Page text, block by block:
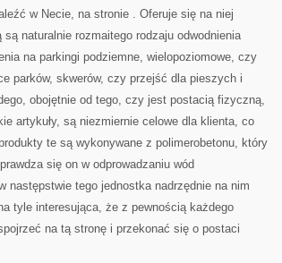
w Necie, na stronie . Oferuje się na niej
naturalnie rozmaitego rodzaju odwodnienia
na parkingi podziemne, wielopoziomowe, czy
parków, skwerów, czy przejść dla pieszych i
obojętnie od tego, czy jest postacią fizyczną,
artykuły, są niezmiernie celowe dla klienta, co
te są wykonywane z polimerobetonu, który
się on w odprowadzaniu wód
następstwie tego jednostka nadrzędnie na nim
tyle interesująca, że z pewnością każdego
na tą stronę i przekonać się o postaci